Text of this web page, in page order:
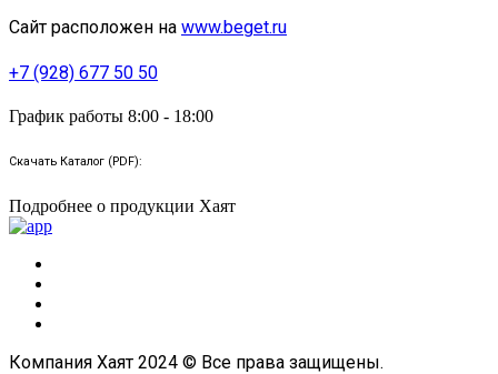
Сайт расположен на www.beget.ru
+7 (928) 677 50 50
График работы 8:00 - 18:00
Скачать Каталог (PDF):
Подробнее о продукции Хаят
Компания Хаят 2024 © Все права защищены.